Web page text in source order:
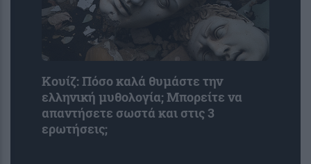
Κουίζ: Πόσο καλά θυμάστε την
ελληνική μυθολογία; Μπορείτε να
απαντήσετε σωστά και στις 3
ερωτήσεις;